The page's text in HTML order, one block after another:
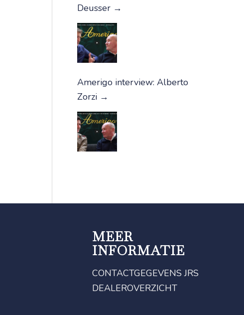
Deusser →
Amerigo interview: Alberto
Zorzi →
MEER
INFORMATIE
CONTACTGEGEVENS JRS
DEALEROVERZICHT